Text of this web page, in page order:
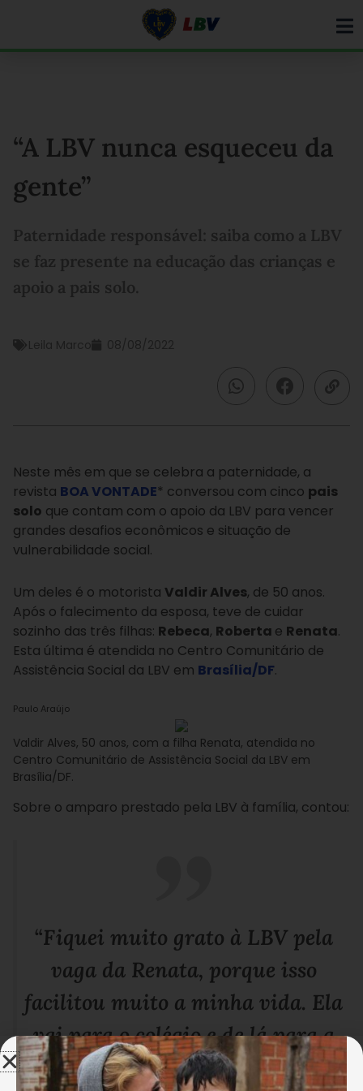
“A LBV nunca esqueceu da
gente”
Paternidade responsável: saiba como a LBV
se faz presente na educação das crianças e
apoio a pais solo.
Leila Marco 08/08/2022
Neste mês em que se celebra a paternidade, a
revista BOA VONTADE* conversou com cinco pais
solo que contam com o apoio da LBV para vencer
grandes desafios econômicos e situação de
vulnerabilidade social.
Um deles é o motorista Valdir Alves, de 50 anos.
Após o falecimento da esposa, teve de cuidar
sozinho das três filhas: Rebeca, Roberta e Renata.
Esta última é atendida no Centro Comunitário de
Assistência Social da LBV em Brasília/DF.
Paulo Araújo
Valdir Alves, 50 anos, com a filha Renata, atendida no
Centro Comunitário de Assistência Social da LBV em
Brasília/DF.
Sobre o amparo prestado pela LBV à família, contou:
“Fiquei muito grato à LBV pela
vaga da Renata, porque isso
facilitou muito a minha vida. Ela
vai para o colégio e de lá para a
Instituição, onde ocupa o tempo